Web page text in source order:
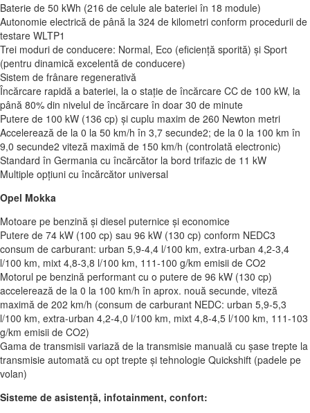
Baterie de 50 kWh (216 de celule ale bateriei în 18 module)
Autonomie electrică de până la 324 de kilometri conform procedurii de
testare WLTP1
Trei moduri de conducere: Normal, Eco (eficiență sporită) și Sport
(pentru dinamică excelentă de conducere)
Sistem de frânare regenerativă
Încărcare rapidă a bateriei, la o stație de încărcare CC de 100 kW, la
până 80% din nivelul de încărcare în doar 30 de minute
Putere de 100 kW (136 cp) și cuplu maxim de 260 Newton metri
Accelerează de la 0 la 50 km/h în 3,7 secunde2; de la 0 la 100 km în
9,0 secunde2 viteză maximă de 150 km/h (controlată electronic)
Standard în Germania cu încărcător la bord trifazic de 11 kW
Multiple opțiuni cu încărcător universal
Opel Mokka
Motoare pe benzină și diesel puternice și economice
Putere de 74 kW (100 cp) sau 96 kW (130 cp) conform NEDC3
consum de carburant: urban 5,9-4,4 l/100 km, extra-urban 4,2-3,4
l/100 km, mixt 4,8-3,8 l/100 km, 111-100 g/km emisii de CO2
Motorul pe benzină performant cu o putere de 96 kW (130 cp)
accelerează de la 0 la 100 km/h în aprox. nouă secunde, viteză
maximă de 202 km/h (consum de carburant NEDC: urban 5,9-5,3
l/100 km, extra-urban 4,2-4,0 l/100 km, mixt 4,8-4,5 l/100 km, 111-103
g/km emisii de CO2)
Gama de transmisii variază de la transmisie manuală cu șase trepte la
transmisie automată cu opt trepte și tehnologie Quickshift (padele pe
volan)
Sisteme de asistență, infotainment, confort: